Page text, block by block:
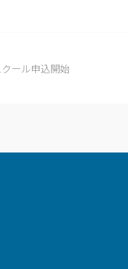
ール申込開始